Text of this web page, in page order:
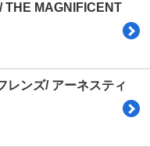
THE MAGNIFICENT
レンズ/ アーネスティ